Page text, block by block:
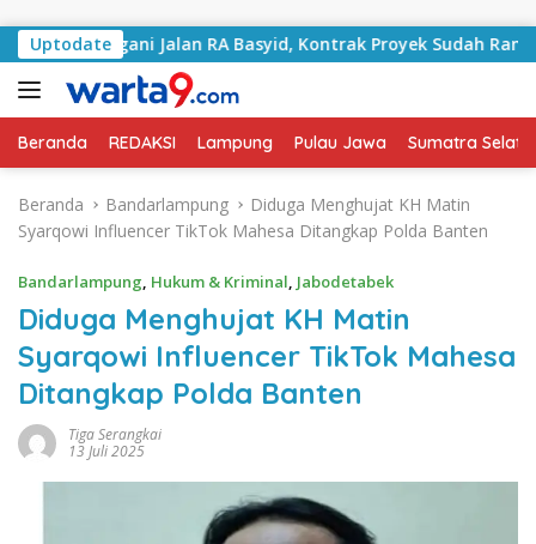
Uptodate
Tangani Jalan RA Basyid, Kontrak Proyek Sudah Rampung
Beranda REDAKSI Lampung Pulau Jawa Sumatra
Beranda Bandarlampung
Diduga Menghujat KH Matin
Syarqowi Influencer TikTok Mahesa Ditangkap Polda Banten
Bandarlampung, Hukum & Kriminal, Jabodetabek
Diduga Menghujat KH Matin
Syarqowi Influencer TikTok Mahesa
Ditangkap Polda Banten
Tiga Serangkai
13 Juli 2025